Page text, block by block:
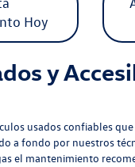
Hoy
y
usados confiables
a fondo por nuestros
el mantenimiento